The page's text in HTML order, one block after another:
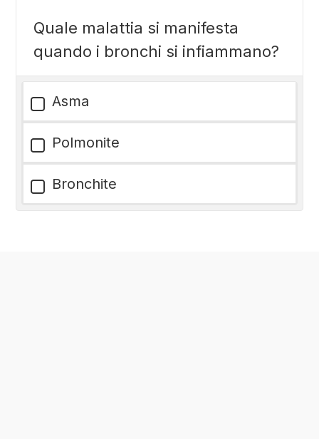
Quale malattia si manifesta
quando i bronchi si infiammano?
Asma
Polmonite
Bronchite